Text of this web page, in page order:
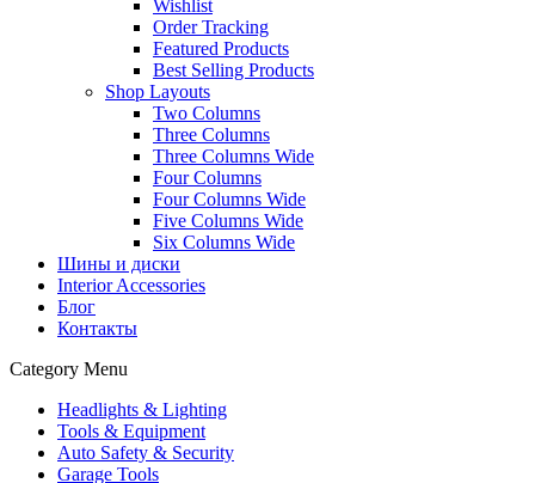
Wishlist
Order Tracking
Featured Products
Best Selling Products
Shop Layouts
Two Columns
Three Columns
Three Columns Wide
Four Columns
Four Columns Wide
Five Columns Wide
Six Columns Wide
Шины и диски
Interior Accessories
Блог
Контакты
Category Menu
Headlights & Lighting
Tools & Equipment
Auto Safety & Security
Garage Tools